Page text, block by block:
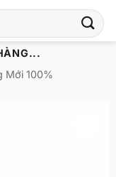
Mới 100%